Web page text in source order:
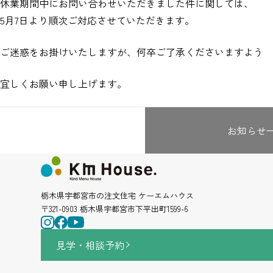
休業期間中にお問い合わせいただきました件に関しては、
5月7日より順次ご対応させていただきます。
ご迷惑をお掛けいたしますが、何卒ご了承くださいますよう
宜しくお願い申し上げます。
お知らせ
栃木県宇都宮市の注文住宅 ケーエムハウス
〒321-0903 栃木県宇都宮市下平出町1599-6
見学・相談予約